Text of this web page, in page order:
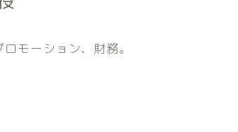
モーション、財務。